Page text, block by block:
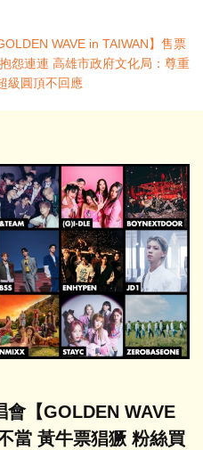
WAVE in TAIWAN】售票
怨連連 高雄市政府文化局：尊重
級圓頂不回應
【GOLDEN WAVE
當 黃牛票猖獗 粉絲買